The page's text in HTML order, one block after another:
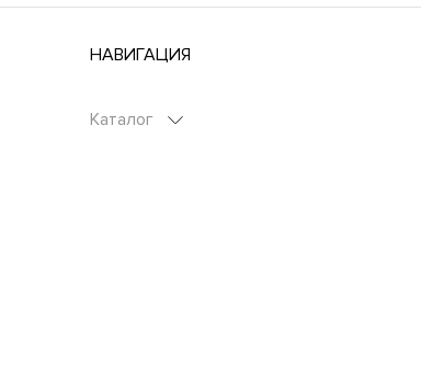
НАВИГАЦИЯ
Каталог